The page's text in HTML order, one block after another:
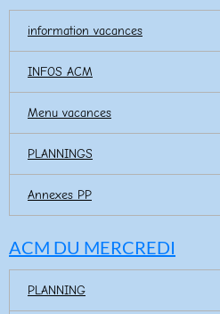
information vacances
INFOS ACM
Menu vacances
PLANNINGS
Annexes PP
ACM DU MERCREDI
PLANNING